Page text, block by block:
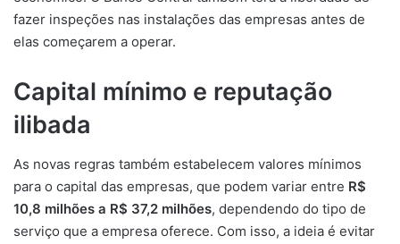
fazer inspeções nas instalações das empresas antes de
elas começarem a operar.
Capital mínimo e reputação
ilibada
As novas regras também estabelecem valores mínimos
para o capital das empresas, que podem variar entre R$
10,8 milhões a R$ 37,2 milhões, dependendo do tipo de
serviço que a empresa oferece. Com isso, a ideia é evitar